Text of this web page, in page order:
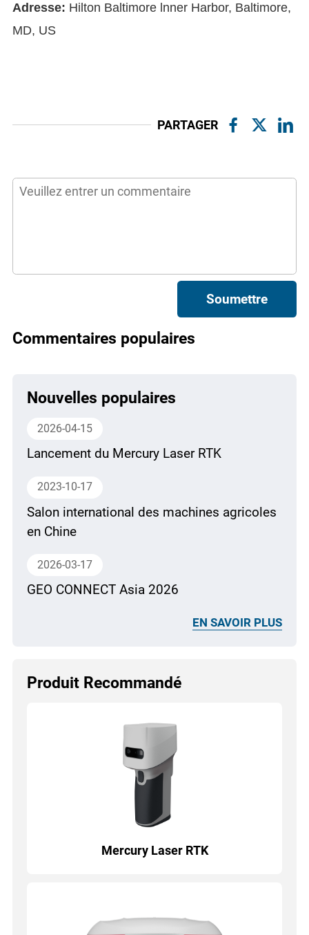
Adresse: Hilton Baltimore lnner Harbor, Baltimore,
MD, US
PARTAGER
Soumettre
Commentaires populaires
Nouvelles populaires
2026-04-15
Lancement du Mercury Laser RTK
2023-10-17
Salon international des machines agricoles
en Chine
2026-03-17
GEO CONNECT Asia 2026
EN SAVOIR PLUS
Produit Recommandé
Mercury Laser RTK